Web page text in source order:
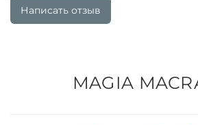
Написать отзыв
MAGIA